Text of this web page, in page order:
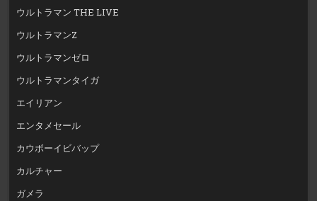
ウルトラマン THE LIVE
ウルトラマンZ
ウルトラマンゼロ
ウルトラマンタイガ
エイリアン
エンタメセール
カウボーイビバップ
カルチャー
ガメラ